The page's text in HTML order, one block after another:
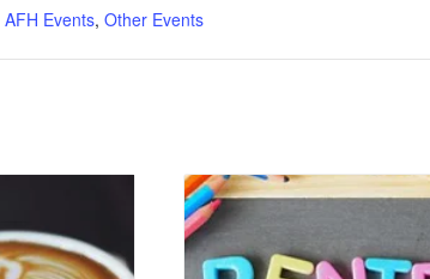
AFH Events, Other Events